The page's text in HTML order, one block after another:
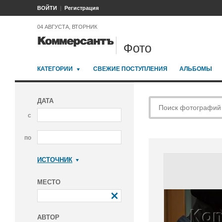
ВОЙТИ Регистрация
04 АВГУСТА, ВТОРНИК
Фото
КАТЕГОРИИ СВЕЖИЕ ПОСТУПЛЕНИЯ АЛЬБОМЫ
ДАТА
с
по
ИСТОЧНИК
МЕСТО
АВТОР